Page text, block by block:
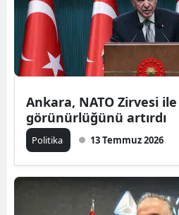
Ankara, NATO Zirvesi
görünürlüğünü artırdı
Politika 13 Temmuz 2026